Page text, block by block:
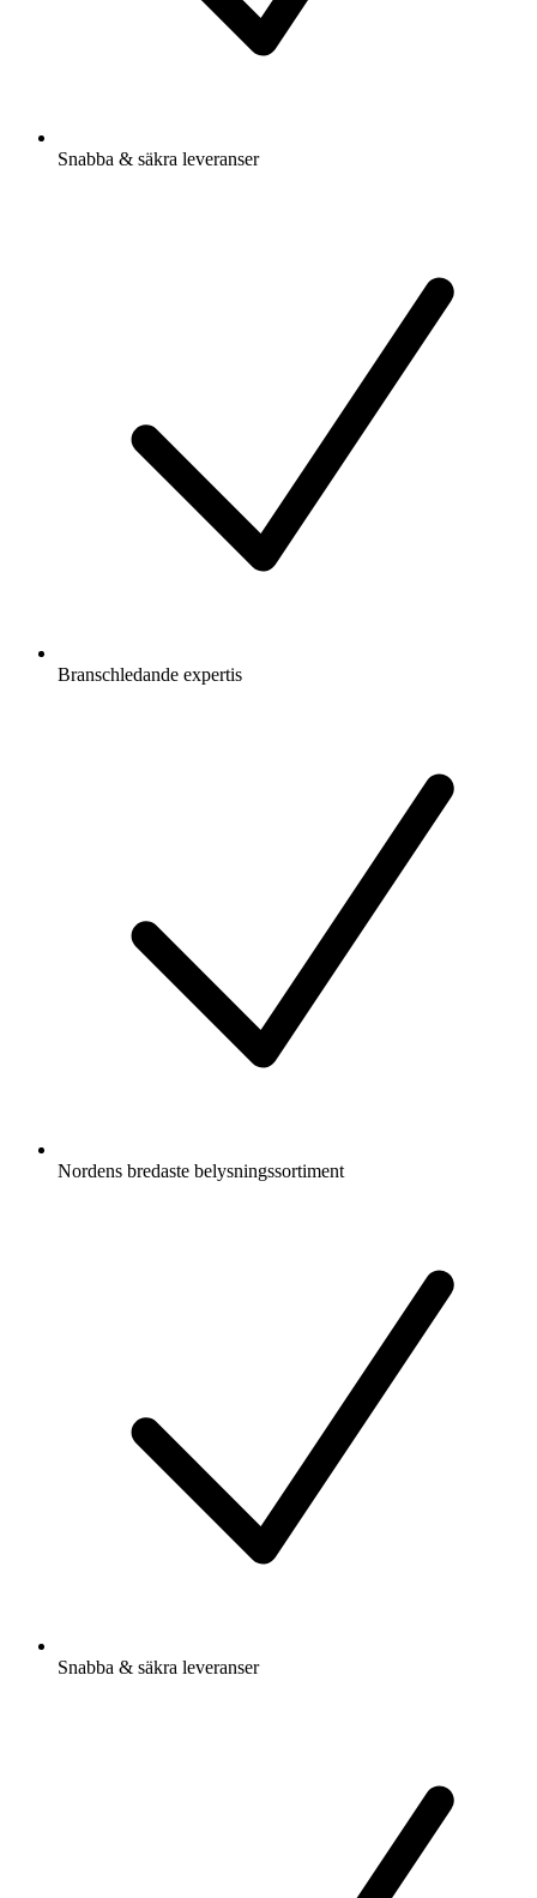
Snabba & säkra leveranser
Branschledande expertis
Nordens bredaste belysningssortiment
Snabba & säkra leveranser